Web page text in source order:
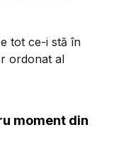
tot ce-i stă în
ordonat al
moment din